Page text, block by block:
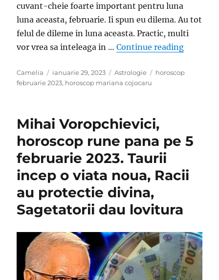
cuvant-cheie foarte important pentru luna
luna aceasta, februarie. Ii spun eu dilema. Au tot
felul de dileme in luna aceasta. Practic, multi
vor vrea sa inteleaga in …Continue reading
Author
Camelia
Posted
on
ianuarie 29, 2023 Categories
Astrologie Tags
horoscop
februarie 2023, horoscop mariana cojocaru
Mihai Voropchievici,
horoscop rune pana pe 5
februarie 2023. Taurii
incep o viata noua, Racii
au protectie divina,
Sagetatorii dau lovitura